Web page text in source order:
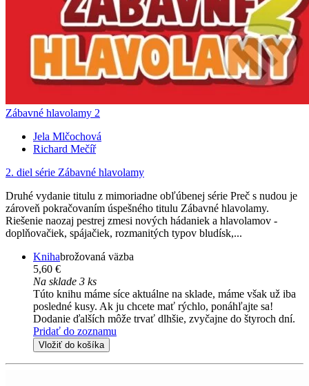
Zábavné hlavolamy 2
Jela Mlčochová
Richard Mečíř
2. diel série Zábavné hlavolamy
Druhé vydanie titulu z mimoriadne obľúbenej série Preč s nudou je
zároveň pokračovaním úspešného titulu Zábavné hlavolamy.
Riešenie naozaj pestrej zmesi nových hádaniek a hlavolamov -
doplňovačiek, spájačiek, rozmanitých typov bludísk,...
Knihabrožovaná väzba
5,60 €
Na sklade 3 ks
Túto knihu máme síce aktuálne na sklade, máme však už iba
posledné kusy. Ak ju chcete mať rýchlo, ponáhľajte sa!
Dodanie ďalších môže trvať dlhšie, zvyčajne do štyroch dní.
Pridať do zoznamu
Vložiť do košíka